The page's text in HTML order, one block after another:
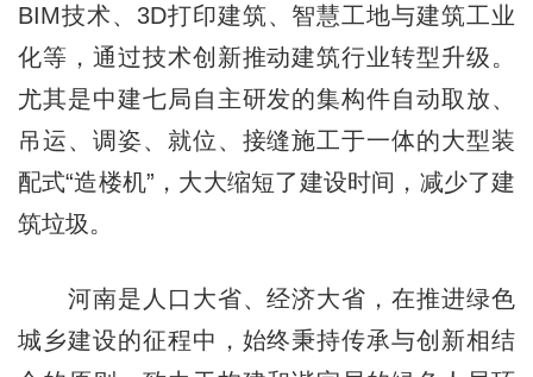
BIM技术、3D打印建筑、智慧工地与建筑工业
化等，通过技术创新推动建筑行业转型升级。
尤其是中建七局自主研发的集构件自动取放、
吊运、调姿、就位、接缝施工于一体的大型装
配式“造楼机”，大大缩短了建设时间，减少了建
筑垃圾。
河南是人口大省、经济大省，在推进绿色
城乡建设的征程中，始终秉持传承与创新相结